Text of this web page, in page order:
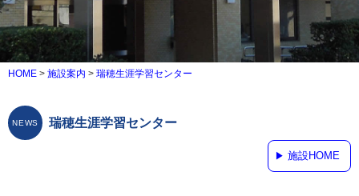
HOME > 施設案内 > 瑞穂生涯学習センター
瑞穂生涯学習センター
施設HOME